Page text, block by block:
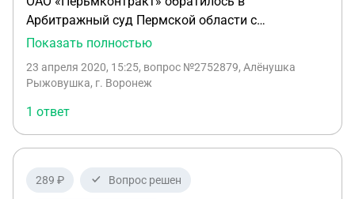
Арбитражный суд Пермской области с
заявлением о признании недействительным
государственным имуще¬ством Пермской
зданий в уставный капитал вновь созданного ГП
«Пермский информацион¬но-вычислительный
коммерческий центр». Решением суда заявление
деле, подало на решение апелляционную жалобу.
Показать полностью
23 апреля 2020, 15:25, вопрос №2752879, Алёнушка
Рыжовушка, г. Воронеж
1 ответ
289 ₽ Вопрос решен